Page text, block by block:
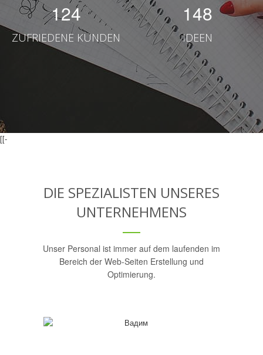
124
ZUFRIEDENE KUNDEN
148
IDEEN
[[-
DIE SPEZIALISTEN UNSERES
UNTERNEHMENS
Unser Personal ist immer auf dem laufenden im
Bereich der Web-Seiten Erstellung und
Optimierung.